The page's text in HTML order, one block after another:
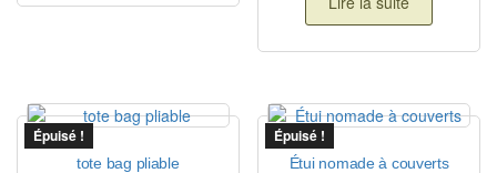
Épuisé !
tote bag pliable
Épuisé !
Étui nomade à couverts